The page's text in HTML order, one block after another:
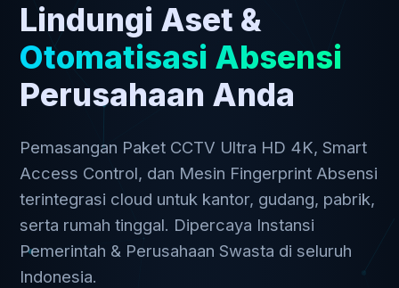
Lindungi Aset &
Otomatisasi Absensi
Perusahaan Anda
Pemasangan Paket CCTV Ultra HD 4K, Smart
Access Control, dan Mesin Fingerprint Absensi
terintegrasi cloud untuk kantor, gudang, pabrik,
serta rumah tinggal. Dipercaya Instansi
Pemerintah & Perusahaan Swasta di seluruh
Indonesia.